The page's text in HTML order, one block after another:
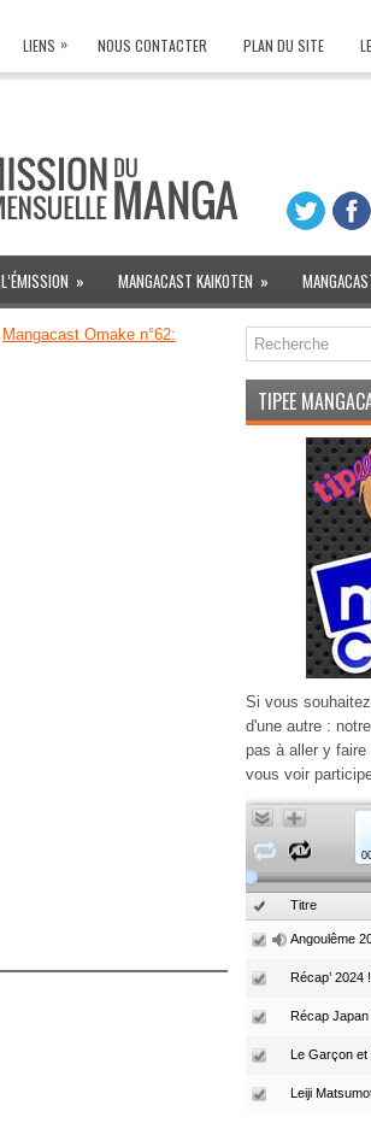
LIENS » NOUS CONTACTER PLAN DU SITE
» MANGACAST KAIKOTEN »
Mangacast Omake n°62:
TIPEE
Si vous
d'une autre :
pas à aller y
vous voir
Titre
Angoulême
Récap’ 2024 !
Récap